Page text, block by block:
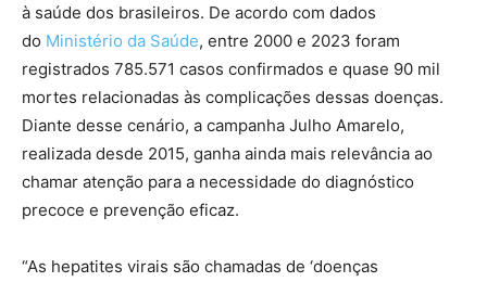
à saúde dos brasileiros. De acordo com dados
do Ministério da Saúde, entre 2000 e 2023 foram
registrados 785.571 casos confirmados e quase 90 mil
mortes relacionadas às complicações dessas doenças.
Diante desse cenário, a campanha Julho Amarelo,
realizada desde 2015, ganha ainda mais relevância ao
chamar atenção para a necessidade do diagnóstico
precoce e prevenção eficaz.
“As hepatites virais são chamadas de ‘doenças